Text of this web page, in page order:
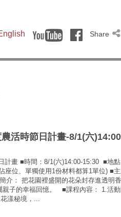
Share
農活時節日計畫-8/1(六
計畫 ■時間：8/1(六)14:00-15:30 ■地
座位、單獨使用1份材料都算1單位) ■
介： 把花園裡盛開的花朵封存進透明
親子的幸福回憶。 ■課程內容： 1.活
漾秘境，...